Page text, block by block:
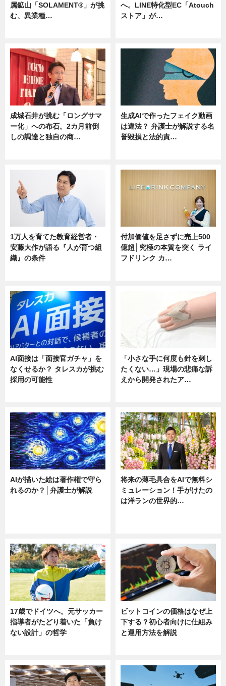
属鉱山「SOLAMENT®」が挑
む、異業種…
へ。LINE特化型EC「Atouch
ストア」が…
成城石井が挑む「ロングサマ
ー化」への布石。2カ月前倒
しの調達と独自の商…
生成AIで作ったフェイク動画
は違法？ 弁護士が解説する名
誉毀損と法的責…
1万人を育てた教育経営者・
安藤大作が語る『人が育つ組
織』の条件
付加価値を足さずに売上500
億超│究極の本質を突く ライ
フドリンク カ…
AI面接は「面接官ガチャ」を
なくせるか？ タレスカが挑む
採用の可能性
「小さな手に何度も針を刺し
たくない…」現場の悲痛な訴
えから開発されたア…
AIが描いた絵は著作権で守ら
れるのか？│弁護士が解説
将来の薄毛具合をAIで無料シ
ミュレーション！手がけたの
は洋ランの世界的…
17歳でドイツへ。元サッカー
指導者がたどり着いた「負け
ない設計」の哲学
ビットコインの価格はなぜ上
下する？初心者向けに仕組み
と運用方法を解説